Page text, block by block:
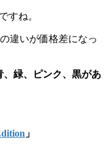
すね。
違いが価格差になっ
緑、ピンク、黒があ
」